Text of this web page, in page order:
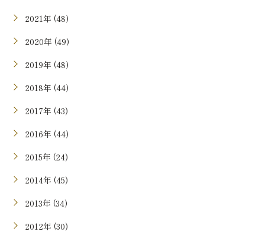
2021年 (48)
2020年 (49)
2019年 (48)
2018年 (44)
2017年 (43)
2016年 (44)
2015年 (24)
2014年 (45)
2013年 (34)
2012年 (30)